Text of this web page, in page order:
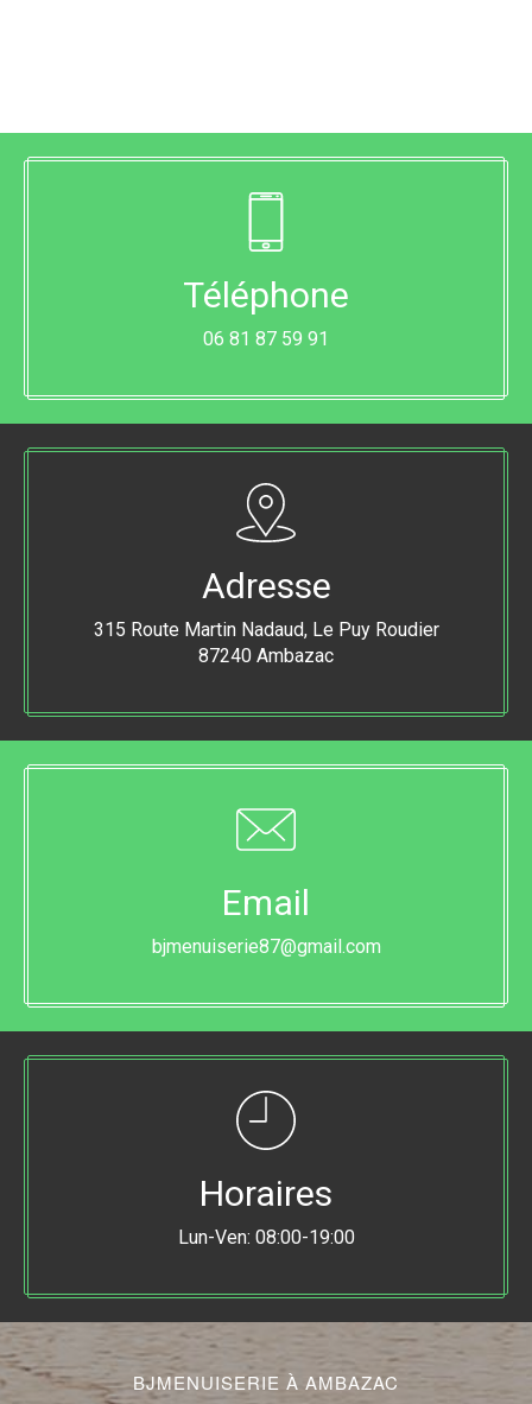
Téléphone
06 81 87 59 91
Adresse
315 Route Martin Nadaud, Le Puy Roudier
87240 Ambazac
Email
bjmenuiserie87@gmail.com
Horaires
Lun-Ven: 08:00-19:00
BJMENUISERIE À AMBAZAC